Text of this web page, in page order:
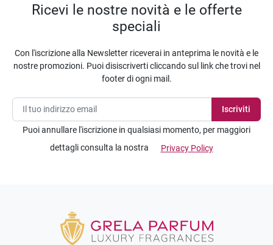
Ricevi le nostre novità e le offerte
speciali
Con l'iscrizione alla Newsletter riceverai in anteprima le novità e le
nostre promozioni. Puoi disiscriverti cliccando sul link che trovi nel
footer di ogni mail.
Puoi annullare l'iscrizione in qualsiasi momento, per maggiori
dettagli consulta la nostra
Privacy Policy